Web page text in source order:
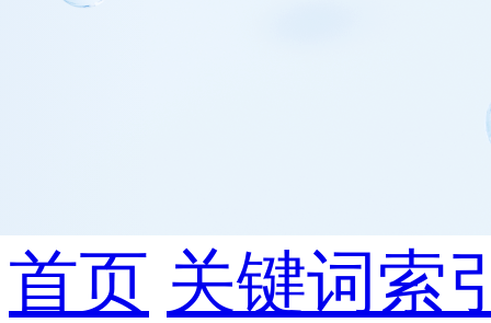
首页 关键词索